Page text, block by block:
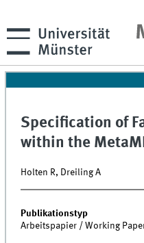
Specification of
within the
Holten R, Dreiling A
Publikationstyp
Arbeitspapier / Working